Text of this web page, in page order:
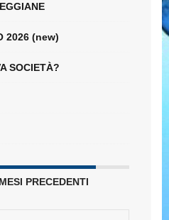
2026 (new)
SOCIETÀ?
PRECEDENTI